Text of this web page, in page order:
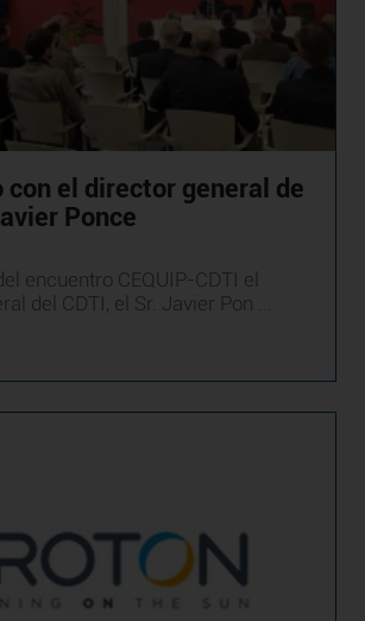
con el director general de
Ponce
encuentro CEQUIP-CDTI el
del CDTI, el Sr. Javier Pon ...